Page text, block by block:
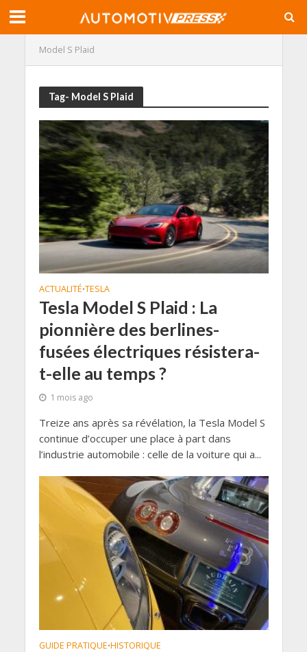
Model S Plaid
Tag- Model S Plaid
ACTUALITÉ•TESLA
Tesla Model S Plaid : La
pionnière des berlines-
fusées électriques résistera-
t-elle au temps ?
1 mois ago
Treize ans après sa révélation, la Tesla Model S
continue d’occuper une place à part dans
l’industrie automobile : celle de la voiture qui a...
GUIDE PRATIQUE•HISTORIQUE